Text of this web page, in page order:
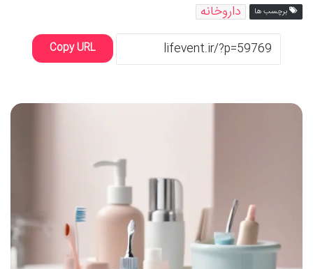
برچسب ها داروخانه
Copy URL